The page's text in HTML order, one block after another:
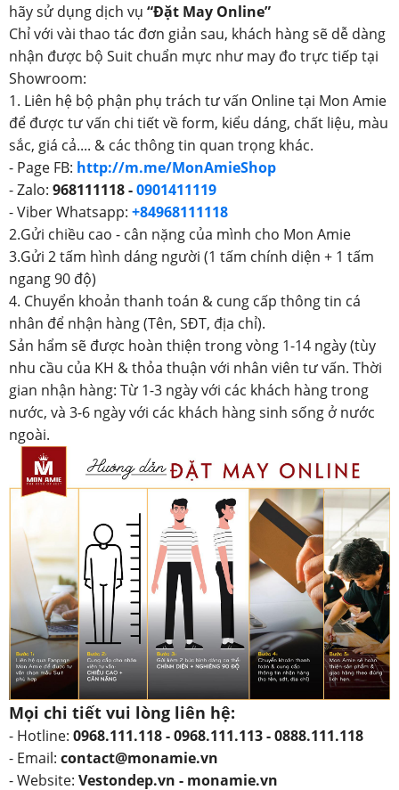
hãy sử dụng dịch vụ “Đặt May Online”
Chỉ với vài thao tác đơn giản sau, khách hàng sẽ dễ dàng
nhận được bộ Suit chuẩn mực như may đo trực tiếp tại
Showroom:
1. Liên hệ bộ phận phụ trách tư vấn Online tại Mon Amie
để được tư vấn chi tiết về form, kiểu dáng, chất liệu, màu
sắc, giá cả.... & các thông tin quan trọng khác.
- Page FB: http://m.me/MonAmieShop
- Zalo: 968111118 -0901411119
- Viber Whatsapp: +84968111118
2.Gửi chiều cao - cân nặng của mình cho Mon Amie
3.Gửi 2 tấm hình dáng người (1 tấm chính diện + 1 tấm
ngang 90 độ)
4. Chuyển khoản thanh toán & cung cấp thông tin cá
nhân để nhận hàng (Tên, SĐT, địa chỉ).
Sản hẩm sẽ được hoàn thiện trong vòng 1-14 ngày (tùy
nhu cầu của KH & thỏa thuận với nhân viên tư vấn. Thời
gian nhận hàng: Từ 1-3 ngày với các khách hàng trong
nước, và 3-6 ngày với các khách hàng sinh sống ở nước
ngoài.
Mọi chi tiết vui lòng liên hệ:
- Hotline: 0968.111.118 - 0968.111.113 - 0888.111.118
- Email: contact@monamie.vn
- Website: Vestondep.vn - monamie.vn